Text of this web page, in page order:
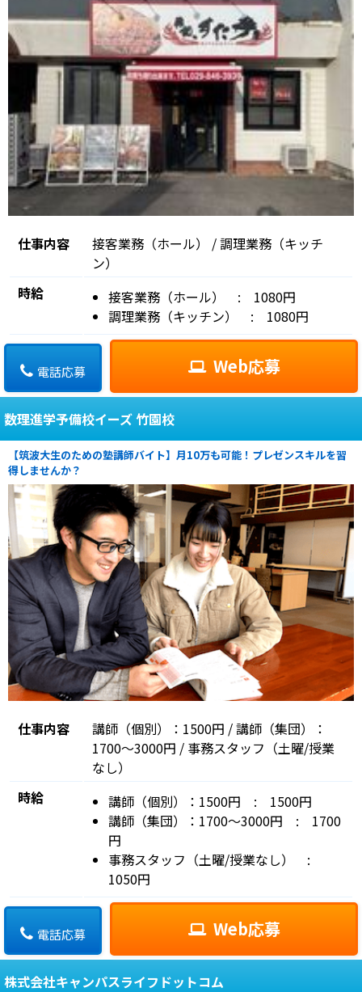
仕事内容
接客業務（ホール） / 調理業務（キッチ
ン）
時給
接客業務（ホール） : 1080円
調理業務（キッチン） : 1080円
電話応募 Web応募
数理進学予備校イーズ 竹園校
【筑波大生のための塾講師バイト】月10万も可能！プレゼンスキルを習
得しませんか？
仕事内容
講師（個別）：1500円 / 講師（集団）：
1700〜3000円 / 事務スタッフ（土曜/授業
なし）
時給
講師（個別）：1500円 : 1500円
講師（集団）：1700〜3000円 : 1700
円
事務スタッフ（土曜/授業なし） :
1050円
電話応募 Web応募
株式会社キャンパスライフドットコム